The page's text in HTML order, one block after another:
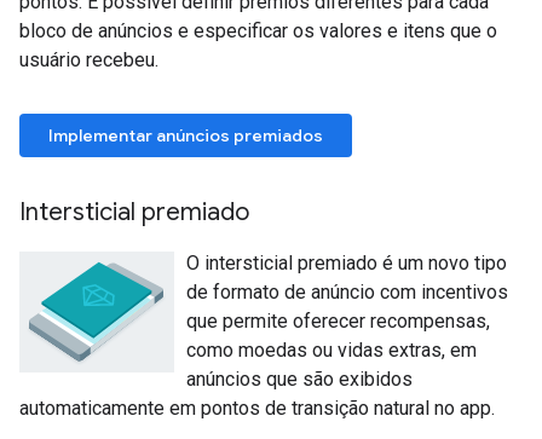
bloco de anúncios e especificar os valores e itens que o
usuário recebeu.
Implementar anúncios premiados
Intersticial premiado
O intersticial premiado é um novo tipo
de formato de anúncio com incentivos
que permite oferecer recompensas,
como moedas ou vidas extras, em
anúncios que são exibidos
automaticamente em pontos de transição natural no app.